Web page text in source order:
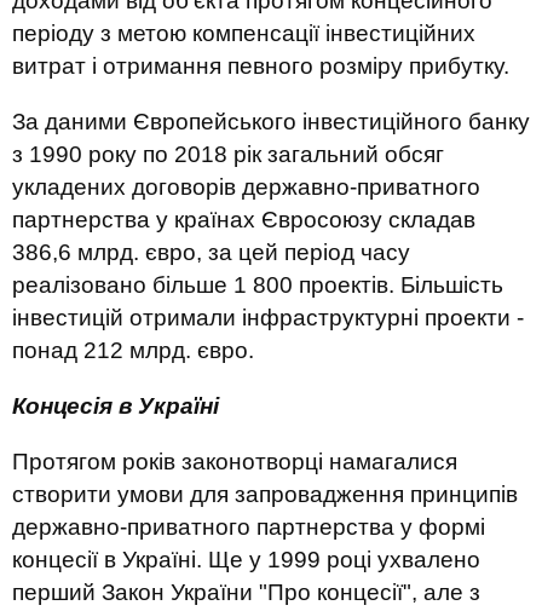
періоду з метою компенсації інвестиційних
витрат і отримання певного розміру прибутку.
За даними Європейського інвестиційного банку
з 1990 року по 2018 рік загальний обсяг
укладених договорів державно-приватного
партнерства у країнах Євросоюзу складав
386,6 млрд. євро, за цей період часу
реалізовано більше 1 800 проектів. Більшість
інвестицій отримали інфраструктурні проекти -
понад 212 млрд. євро.
Концесія в Україні
Протягом років законотворці намагалися
створити умови для запровадження принципів
державно-приватного партнерства у формі
концесії в Україні. Ще у 1999 році ухвалено
перший Закон України "Про концесії", але з